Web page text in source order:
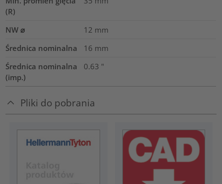
(R)
NW ⌀ 12 mm
Średnica nominalna
16 mm
Średnica nominalna
(imp.)
0.63 "
Pliki do pobrania